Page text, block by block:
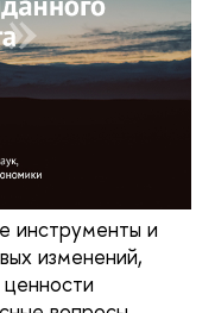
инструменты и
изменений,